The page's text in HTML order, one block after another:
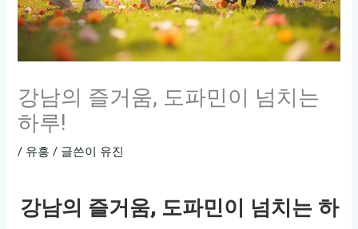
강남의 즐거움, 도파민이 넘치는
하루!
/ 유흥 / 글쓴이 유진
강남의 즐거움, 도파민이 넘치는 하